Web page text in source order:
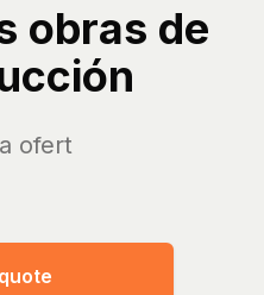
obras de